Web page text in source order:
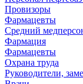
Провизоры
Фармацевты
Средний
Фармация
Фармацевты
Охрана труда
Руководители,